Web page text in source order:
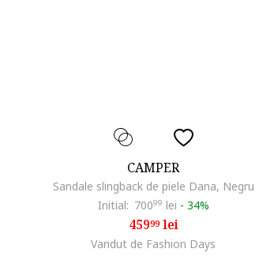
CAMPER
Sandale slingback de piele Dana, Negru
Initial: 70099 lei - 34%
45999lei
Vandut de Fashion Days